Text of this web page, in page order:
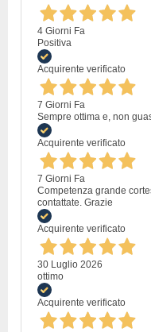
4 Giorni Fa
Positiva
Acquirente verificato
7 Giorni Fa
Sempre ottima e, non
Acquirente verificato
7 Giorni Fa
Competenza grande
contattate. Grazie
Acquirente verificato
30 Luglio 2026
ottimo
Acquirente verificato